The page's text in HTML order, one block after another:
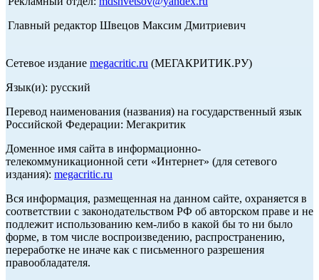
Главный редактор Швецов Максим Дмитриевич
Сетевое издание megacritic.ru (МЕГАКРИТИК.РУ)
Язык(и): русский
Перевод наименования (названия) на государственный язык
Российской Федерации: Мегакритик
Доменное имя сайта в информационно-
телекоммуникационной сети «Интернет» (для сетевого
издания): megacritic.ru
Вся информация, размещенная на данном сайте, охраняется в
соответствии с законодательством РФ об авторском праве и не
подлежит использованию кем-либо в какой бы то ни было
форме, в том числе воспроизведению, распространению,
переработке не иначе как с письменного разрешения
правообладателя.